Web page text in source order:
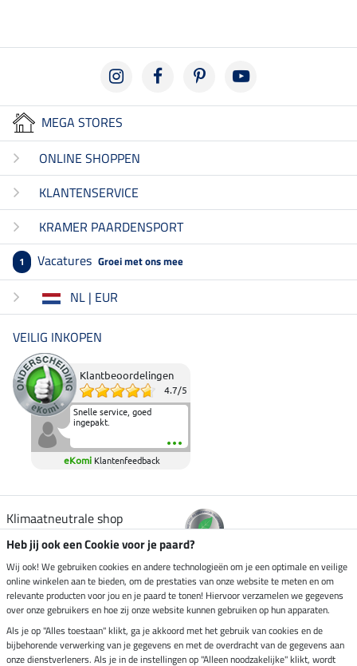
MEGA STORES
ONLINE SHOPPEN
KLANTENSERVICE
KRAMER PAARDENSPORT
1 Vacatures Groei met ons mee
NL | EUR
VEILIG INKOPEN
Klantbeoordelingen
4.7/5
Snelle service, goed
ingepakt.
eKomi Klantenfeedback
Klimaatneutrale shop
Verzending per
Veilig betalen met
Heb jij ook een Cookie voor je paard?
Wij ook! We gebruiken cookies en andere technologieën om je een optimale en veilige
online winkelen aan te bieden, om de prestaties van onze website te meten en om
relevante producten voor jou en je paard te tonen! Hiervoor verzamelen we gegevens
over onze gebruikers en hoe zij onze website kunnen gebruiken op hun apparaten.
Als je op "Alles toestaan" klikt, ga je akkoord met het gebruik van cookies en de
bijbehorende verwerking van je gegevens en met de overdracht van de gegevens aan
onze dienstverleners. Als je in de instellingen op "Alleen noodzakelijke" klikt, wordt